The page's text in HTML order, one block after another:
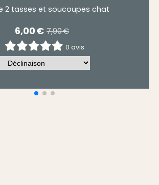
mug chat, infuseur et son